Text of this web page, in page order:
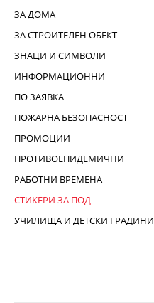
ЗА ДОМА
ЗА СТРОИТЕЛЕН ОБЕКТ
ЗНАЦИ И СИМВОЛИ
ИНФОРМАЦИОННИ
ПО ЗАЯВКА
ПОЖАРНА БЕЗОПАСНОСТ
ПРОМОЦИИ
ПРОТИВОЕПИДЕМИЧНИ
РАБОТНИ ВРЕМЕНА
СТИКЕРИ ЗА ПОД
УЧИЛИЩА И ДЕТСКИ ГРАДИНИ